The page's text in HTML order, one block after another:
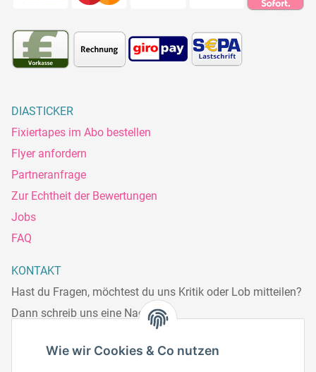
Wie wir Cookies & Co nutzen
DIASTICKER
Fixiertapes im Abo bestellen
Flyer anfordern
Partneranfrage
Zur Echtheit der Bewertungen
Jobs
FAQ
KONTAKT
Hast du Fragen, möchtest du uns Kritik oder Lob mitteilen?
Dann schreib uns eine Nachricht.
Telefonisch erreichst du uns: